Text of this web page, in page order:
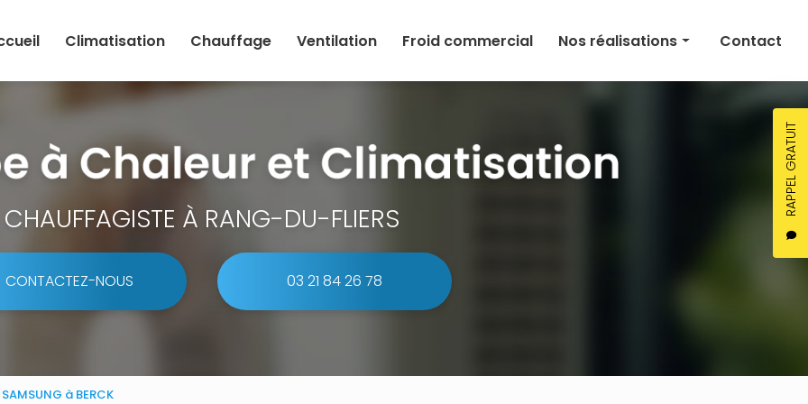
RAPPEL GRATUIT
Climatisation Chauffage Ventilation Froid commercial Nos réalisations
Climatisation
Ventilation
Contact
CHAUFFAGISTE À RANG-DU-FLIERS
CONTACTEZ-NOUS 03 21 84 26 78
à BERCK